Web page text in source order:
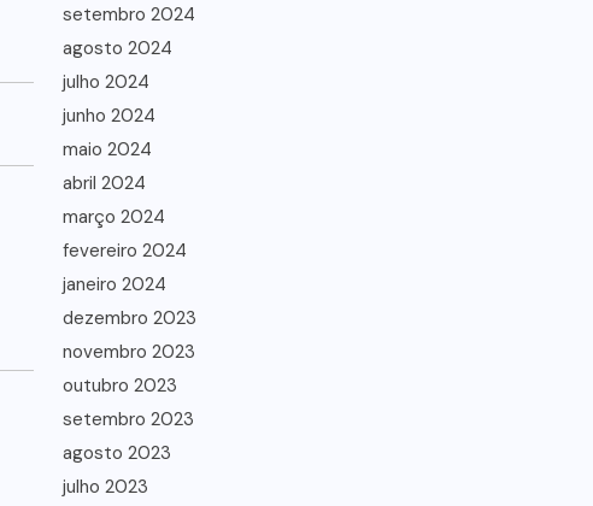
setembro 2024
agosto 2024
julho 2024
junho 2024
maio 2024
abril 2024
março 2024
fevereiro 2024
janeiro 2024
dezembro 2023
novembro 2023
outubro 2023
setembro 2023
agosto 2023
julho 2023